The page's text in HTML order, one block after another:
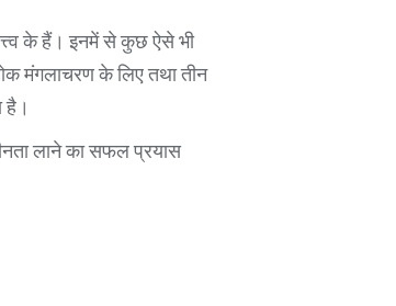
के हैं। इनमें से कुछ ऐसे भी
मंगलाचरण के लिए तथा तीन
है।
लाने का सफल प्रयास